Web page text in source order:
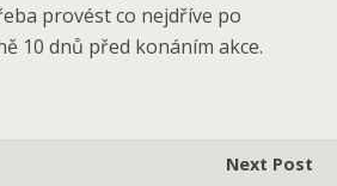
provést co nejdříve po
10 dnů před konáním akce.
Next Post